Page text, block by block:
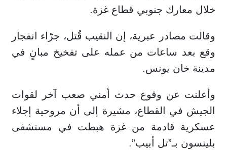
خلال معارك جنوبي قطاع غزة.
وقالت مصادر عبرية، إن النقيب قُتل، جرّاء انفجار
وقع بعد ساعات من عمله على تفخيخ مبانٍ في
مدينة خان يونس.
وأعلنت عن وقوع حدث أمني صعب آخر لقوات
الجيش في القطاع، مشيرة إلى أن مروحية إجلاء
عسكرية قادمة من غزة هبطت في مستشفى
بلينسون بـ”تل أبيب”.